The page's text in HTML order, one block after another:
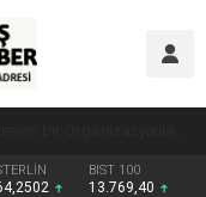
BIST 100
13.769,40